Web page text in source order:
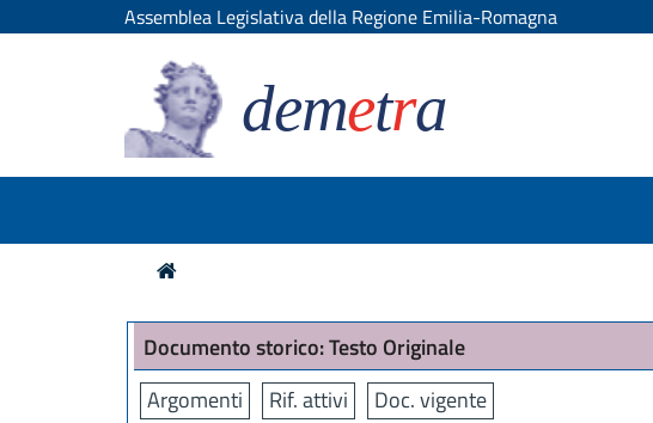
Assemblea Legislativa della Regione Emilia-Romagna
demetra
Documento storico: Testo Originale
Argomenti
Rif. attivi Doc. vigente